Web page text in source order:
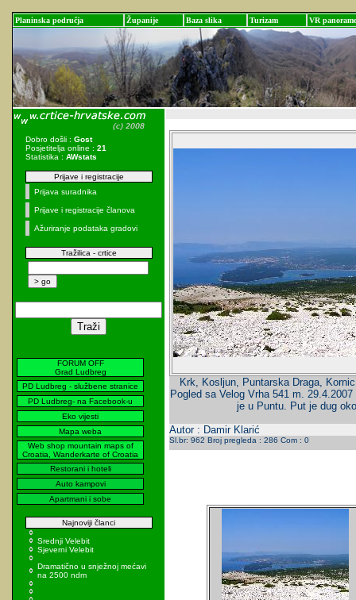
Planinska područja Županije Baza slika Turizam VR panorame
Dobro došli : Gost
Posjetitelja online : 21
Statistika : AWstats
Prijave i registracije
Prijava suradnika
Prijave i registracije članova
Ažuriranje podataka gradovi
Tražilica - crtice
FORUM OFF
Grad Ludbreg
PD Ludbreg - službene stranice
PD Ludbreg- na Facebook-u
Eko vijesti
Mapa weba
Web shop mountain maps of
Croatia, Wanderkarte of Croatia
Restorani i hoteli
Auto kampovi
Apartmani i sobe
Najnoviji članci
Srednji Velebit
Sjeverni Velebit
Dramatično u snježnoj mećavi
na 2500 ndm
Krk, Kosljun, Puntarska Draga,
Pogled sa Velog Vrha 541 m.
je u Puntu. Put je dug
Autor : Damir Klarić
Sl.br: 962 Broj pregleda : 286 Com : 0